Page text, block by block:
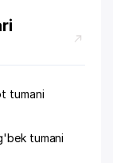
tumani
tumani